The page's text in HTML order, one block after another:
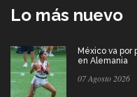
Lo más nuevo
México va por
en Alemania
07 Agosto 2026